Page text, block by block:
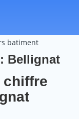
batiment
Bellignat
chiffre